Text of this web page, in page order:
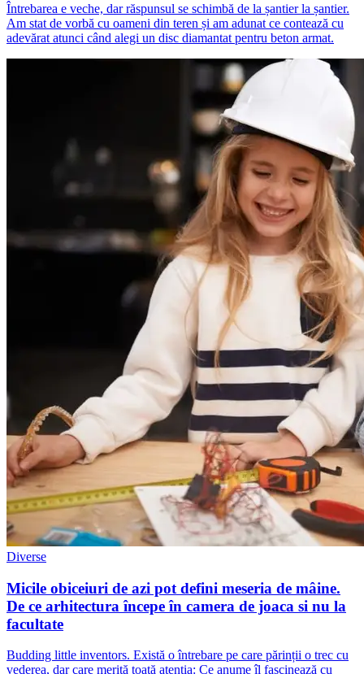
Întrebarea e veche, dar răspunsul se schimbă de la șantier la șantier.
Am stat de vorbă cu oameni din teren și am adunat ce contează cu
adevărat atunci când alegi un disc diamantat pentru beton armat.
Diverse
Micile obiceiuri de azi pot defini meseria de mâine.
De ce arhitectura începe în camera de joaca si nu la
facultate
Budding little inventors. Există o întrebare pe care părinții o trec cu
vederea, dar care merită toată atenția: Ce anume îl fascinează cu